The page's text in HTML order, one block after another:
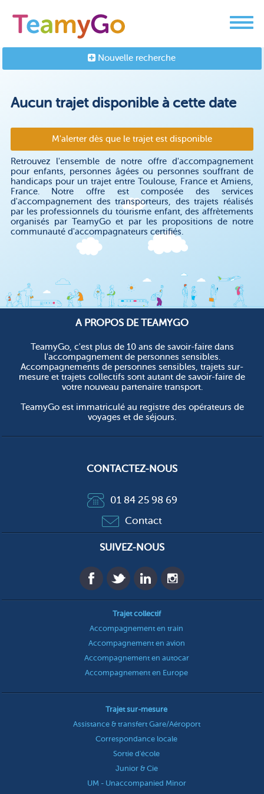
Nouvelle recherche
Aucun trajet disponible à cette date
M'alerter dès que le trajet est disponible
Retrouvez l'ensemble de notre offre d'accompagnement
pour enfants, personnes âgées ou personnes souffrant de
handicaps pour un trajet entre Toulouse, France et Amiens,
France. Notre offre est composée des services
d'accompagnement des transporteurs, des trajets réalisés
par les professionnels du tourisme enfant, des affrètements
organisés par TeamyGo et par les propositions de notre
communauté d'accompagnateurs certifiés.
A PROPOS DE TEAMYGO
TeamyGo, c'est plus de 10 ans de savoir-faire dans
l'accompagnement de personnes sensibles.
Accompagnements de personnes sensibles, trajets sur-
mesure et trajets collectifs sont autant de savoir-faire de
votre nouveau partenaire transport.
TeamyGo est immatriculé au registre des opérateurs de
voyages et de séjours.
CONTACTEZ-NOUS
01 84 25 98 69
Contact
SUIVEZ-NOUS
Trajet collectif
Accompagnement en train
Accompagnement en avion
Accompagnement en autocar
Accompagnement en Europe
Trajet sur-mesure
Assistance & transfert Gare/Aéroport
Correspondance locale
Sortie d'école
Junior & Cie
UM - Unaccompanied Minor